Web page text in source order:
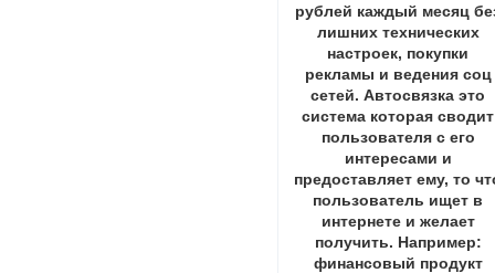
рублей каждый месяц
лишних технических
настроек, покупки
рекламы и ведения соц
сетей. Автосвязка это
система которая сводит
пользователя с его
интересами и
предоставляет ему, то
пользователь ищет в
интернете и желает
получить. Например:
финансовый продукт